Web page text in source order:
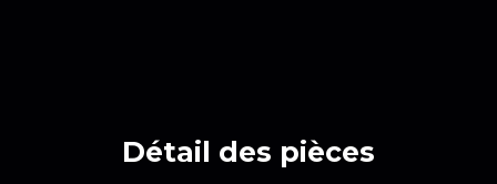
Détail des pièces